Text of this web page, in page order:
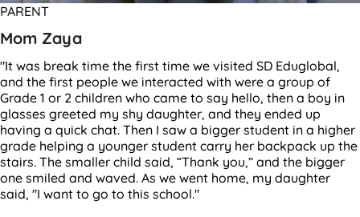
PARENT
Mom Zaya
"It was break time the first time we visited SD Eduglobal,
and the first people we interacted with were a group of
Grade 1 or 2 children who came to say hello, then a boy in
glasses greeted my shy daughter, and they ended up
having a quick chat. Then I saw a bigger student in a higher
grade helping a younger student carry her backpack up the
stairs. The smaller child said, “Thank you,” and the bigger
one smiled and waved. As we went home, my daughter
said, "I want to go to this school."